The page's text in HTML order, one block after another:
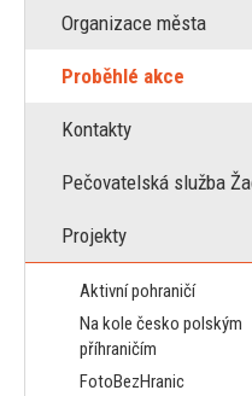
Organizace města
Proběhlé akce
Kontakty
Pečovatelská služba
Projekty
Aktivní pohraničí
Na kole česko polským
příhraničím
FotoBezHranic